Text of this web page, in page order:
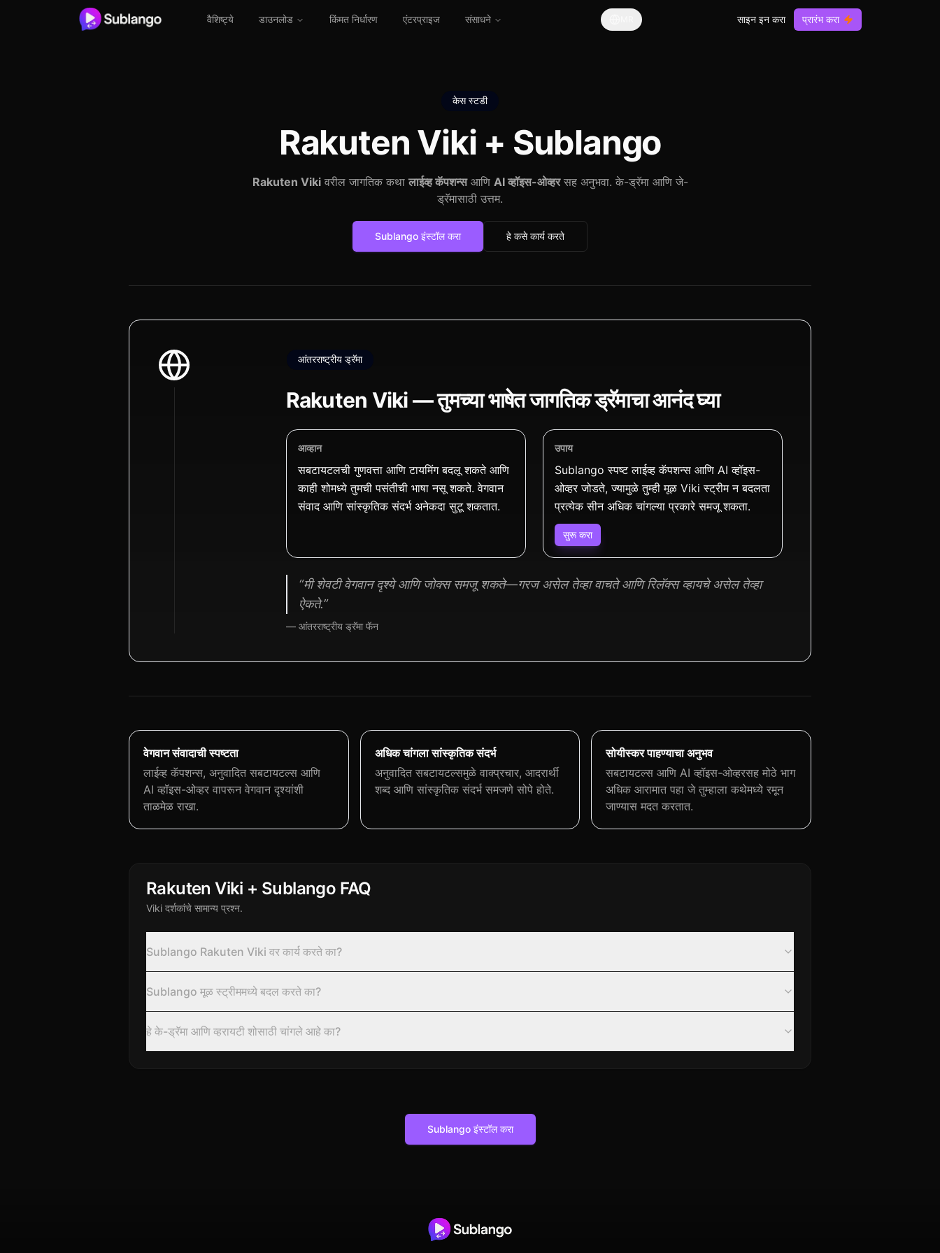
वैशिष्ट्ये डाउनलोड किंमत निर्धारण एंटरप्राइज संसाधने साइन इन करा प्रारंभ करा
केस स्टडी
Rakuten Viki + Sublango
Rakuten Vikiवरील जागतिक कथालाईव्ह कॅपशन्सआणि AI व्हॉइस-ओव्हरसह अनुभवा. के-ड्रॅमा आणि जे-
ड्रॅमासाठी उत्तम.
Sublango इंस्टॉल करा हे कसे कार्य करते
आंतरराष्ट्रीय ड्रॅमा
Rakuten Viki — तुमच्या भाषेत जागतिक ड्रॅमाचा आनंद घ्या
आव्हान
सबटायटलची गुणवत्ता आणि टायमिंग बदलू शकते आणि
काही शोमध्ये तुमची पसंतीची भाषा नसू शकते. वेगवान
संवाद आणि सांस्कृतिक संदर्भ अनेकदा सुटू शकतात.
उपाय
Sublango स्पष्ट लाईव्ह कॅपशन्स आणि AI व्हॉइस-
ओव्हर जोडते, ज्यामुळे तुम्ही मूळ Viki स्ट्रीम न बदलता
प्रत्येक सीन अधिक चांगल्या प्रकारे समजू शकता.
सुरू करा
“मी शेवटी वेगवान दृश्ये आणि जोक्स समजू शकते—गरज असेल तेव्हा वाचते आणि रिलॅक्स व्हायचे असेल तेव्हा
ऐकते.”
— आंतरराष्ट्रीय ड्रॅमा फॅन
वेगवान संवादाची स्पष्टता
लाईव्ह कॅपशन्स, अनुवादित सबटायटल्स आणि
AI व्हॉइस-ओव्हर वापरून वेगवान दृश्यांशी
ताळमेळ राखा.
अधिक चांगला सांस्कृतिक संदर्भ
अनुवादित सबटायटल्समुळे वाक्प्रचार, आदरार्थी
शब्द आणि सांस्कृतिक संदर्भ समजणे सोपे होते.
सोयीस्कर पाहण्याचा अनुभव
सबटायटल्स आणि AI व्हॉइस-ओव्हरसह मोठे भाग
अधिक आरामात पहा जे तुम्हाला कथेमध्ये रमून
जाण्यास मदत करतात.
Rakuten Viki + Sublango FAQ
Viki दर्शकांचे सामान्य प्रश्न.
Sublango Rakuten Viki वर कार्य करते का?
Sublango मूळ स्ट्रीममध्ये बदल करते का?
हे के-ड्रॅमा आणि व्हरायटी शोसाठी चांगले आहे का?
Sublango इंस्टॉल करा